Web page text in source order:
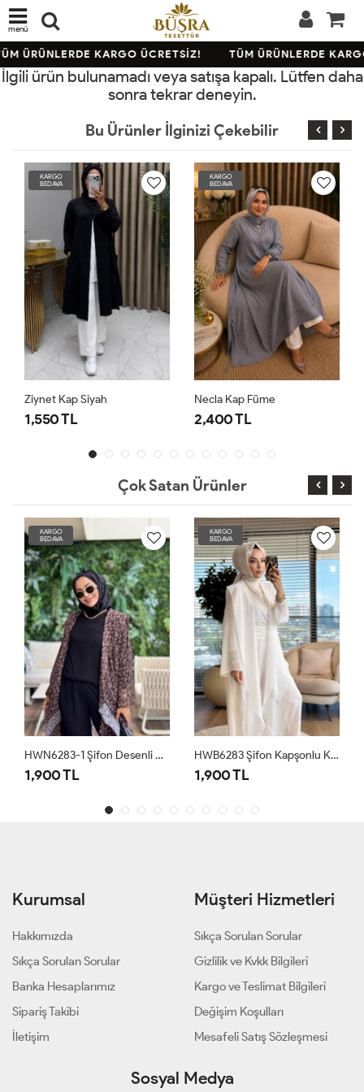
menü
ÜRÜNLERDE KARGO ÜCRETSİZ! TÜM ÜRÜNLERDE
İlgili ürün bulunamadı veya satışa kapalı. Lütfen daha
sonra tekrar deneyin.
Bu Ürünler İlginizi Çekebilir
Siyah
KARGO
BEDAVA
Necla Kap Füme
KARGO
BEDAVA
Çok Satan Ürünler
KARGO
BEDAVA
HWN6283-1 Şifon Desenli Kapşonlu Kap Vizon Siyah
1,900 TL
KARGO
BEDAVA
HWB6283 Şifon Kapşonlu Kap Ekru
1,900 TL
Kurumsal
Hakkımızda
Sıkça Sorulan Sorular
Banka Hesaplarımız
Sipariş Takibi
İletişim
Müşteri Hizmetleri
Sıkça Sorulan Sorular
Gizlilik ve Kvkk Bilgileri
Kargo ve Teslimat Bilgileri
Değişim Koşulları
Mesafeli Satış Sözleşmesi
Sosyal Medya